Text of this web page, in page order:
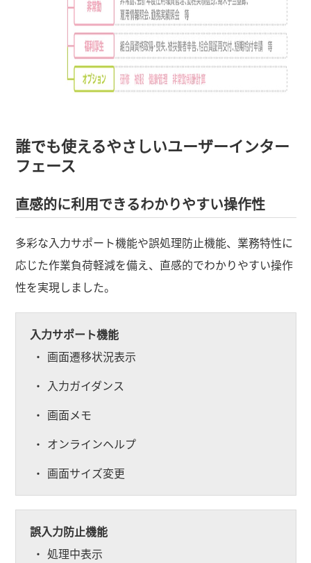
誰でも使えるやさしいユーザーインター
フェース
直感的に利用できるわかりやすい操作性
多彩な入力サポート機能や誤処理防止機能、業務特性に
応じた作業負荷軽減を備え、直感的でわかりやすい操作
性を実現しました。
入力サポート機能
画面遷移状況表示
入力ガイダンス
画面メモ
オンラインヘルプ
画面サイズ変更
誤入力防止機能
処理中表示